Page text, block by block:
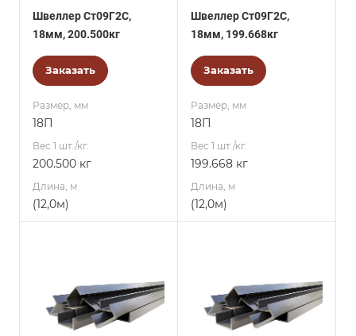
Швеллер Ст09Г2С,
18мм, 200.500кг
Заказать
Размер, мм
18П
Вес 1 шт./кг.
200.500 кг
Длина, м
(12,0м)
Швеллер Ст09Г2С,
18мм, 199.668кг
Заказать
Размер, мм
18П
Вес 1 шт./кг.
199.668 кг
Длина, м
(12,0м)